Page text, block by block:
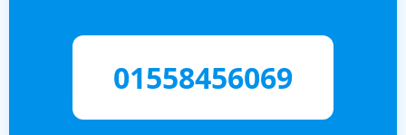
01558456069